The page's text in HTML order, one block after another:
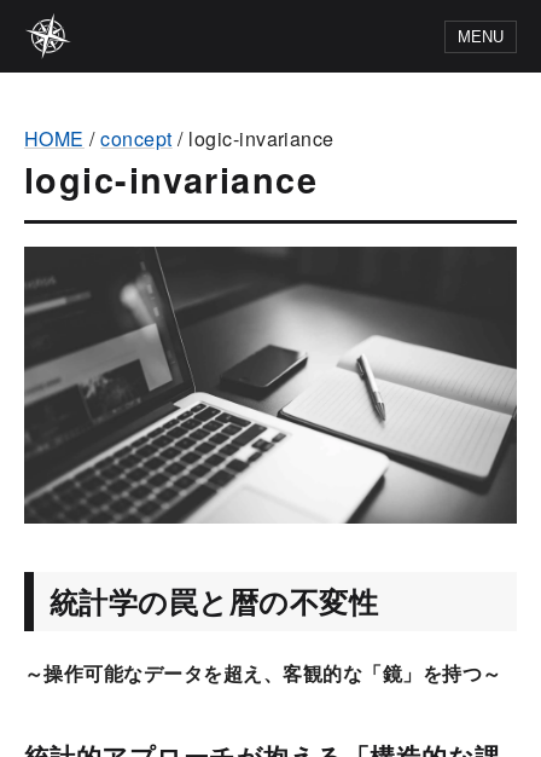
MENU
HOME /concept / logic-invariance
logic-invariance
統計学の罠と暦の不変性
～操作可能なデータを超え、客観的な「鏡」を持つ～